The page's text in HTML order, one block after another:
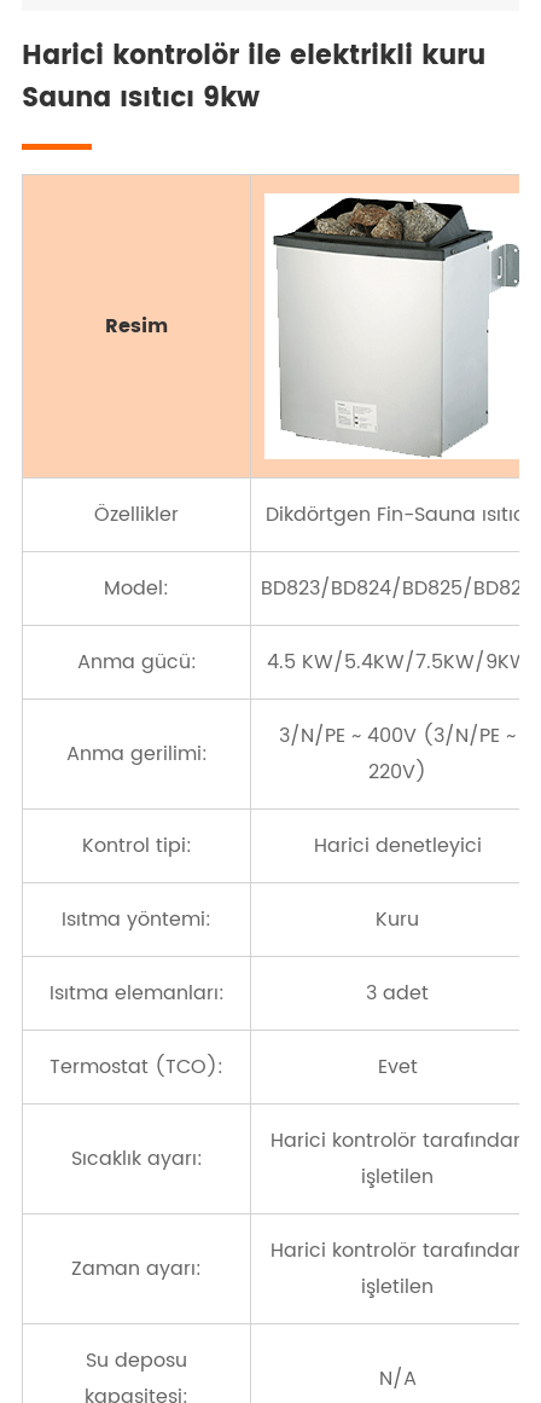
Harici kontrolör ile elektrikli kuru
Sauna ısıtıcı 9kw
Resim
Özellikler Dikdörtgen Fin-Sauna ısıtıcı
Model: BD823/BD824/BD825/BD826
Anma gücü: 4.5 KW/5.4KW/7.5KW/9KW
Anma gerilimi:
3/N/PE ~ 400V (3/N/PE ~
220V)
Kontrol tipi: Harici denetleyici
Isıtma yöntemi: Kuru
Isıtma elemanları: 3 adet
Termostat (TCO): Evet
Sıcaklık ayarı:
Harici kontrolör tarafından
işletilen
Zaman ayarı:
Harici kontrolör tarafından
işletilen
Su deposu
kapasitesi:
N/A